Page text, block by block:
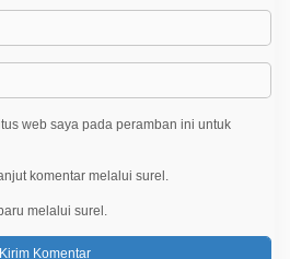
web saya pada peramban ini untuk
komentar melalui surel.
melalui surel.